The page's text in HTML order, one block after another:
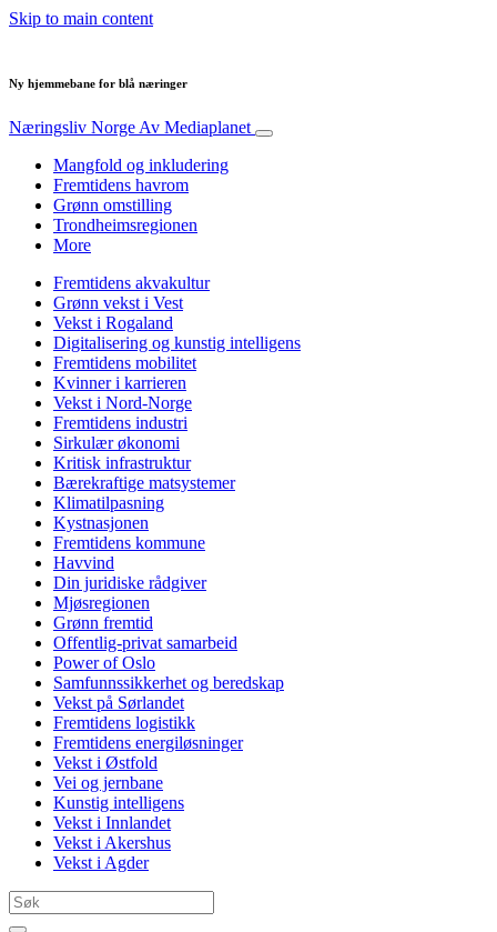
Skip to main content
Ny hjemmebane for blå næringer
Næringsliv Norge Av Mediaplanet
Mangfold og inkludering
Fremtidens havrom
Grønn omstilling
Trondheimsregionen
More
Fremtidens akvakultur
Grønn vekst i Vest
Vekst i Rogaland
Digitalisering og kunstig intelligens
Fremtidens mobilitet
Kvinner i karrieren
Vekst i Nord-Norge
Fremtidens industri
Sirkulær økonomi
Kritisk infrastruktur
Bærekraftige matsystemer
Klimatilpasning
Kystnasjonen
Fremtidens kommune
Havvind
Din juridiske rådgiver
Mjøsregionen
Grønn fremtid
Offentlig-privat samarbeid
Power of Oslo
Samfunnssikkerhet og beredskap
Vekst på Sørlandet
Fremtidens logistikk
Fremtidens energiløsninger
Vekst i Østfold
Vei og jernbane
Kunstig intelligens
Vekst i Innlandet
Vekst i Akershus
Vekst i Agder